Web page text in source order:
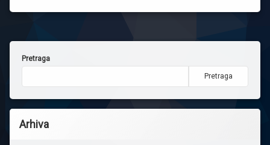
Pretraga
Pretraga
Arhiva